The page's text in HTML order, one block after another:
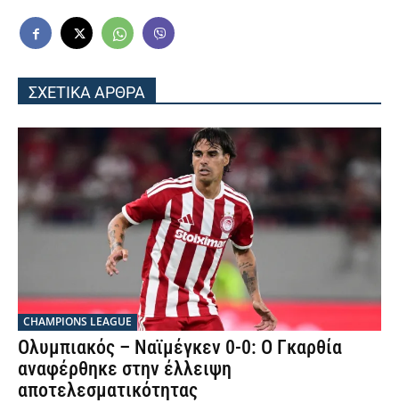
ΣΧΕΤΙΚΑ ΑΡΘΡΑ
CHAMPIONS LEAGUE
Ολυμπιακός – Ναϊμέγκεν 0-0: Ο Γκαρθία
αναφέρθηκε στην έλλειψη
αποτελεσματικότητας